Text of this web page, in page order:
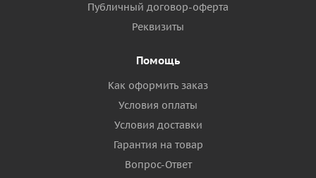
Публичный договор-оферта
Реквизиты
Помощь
Как оформить заказ
Условия оплаты
Условия доставки
Гарантия на товар
Вопрос-Ответ